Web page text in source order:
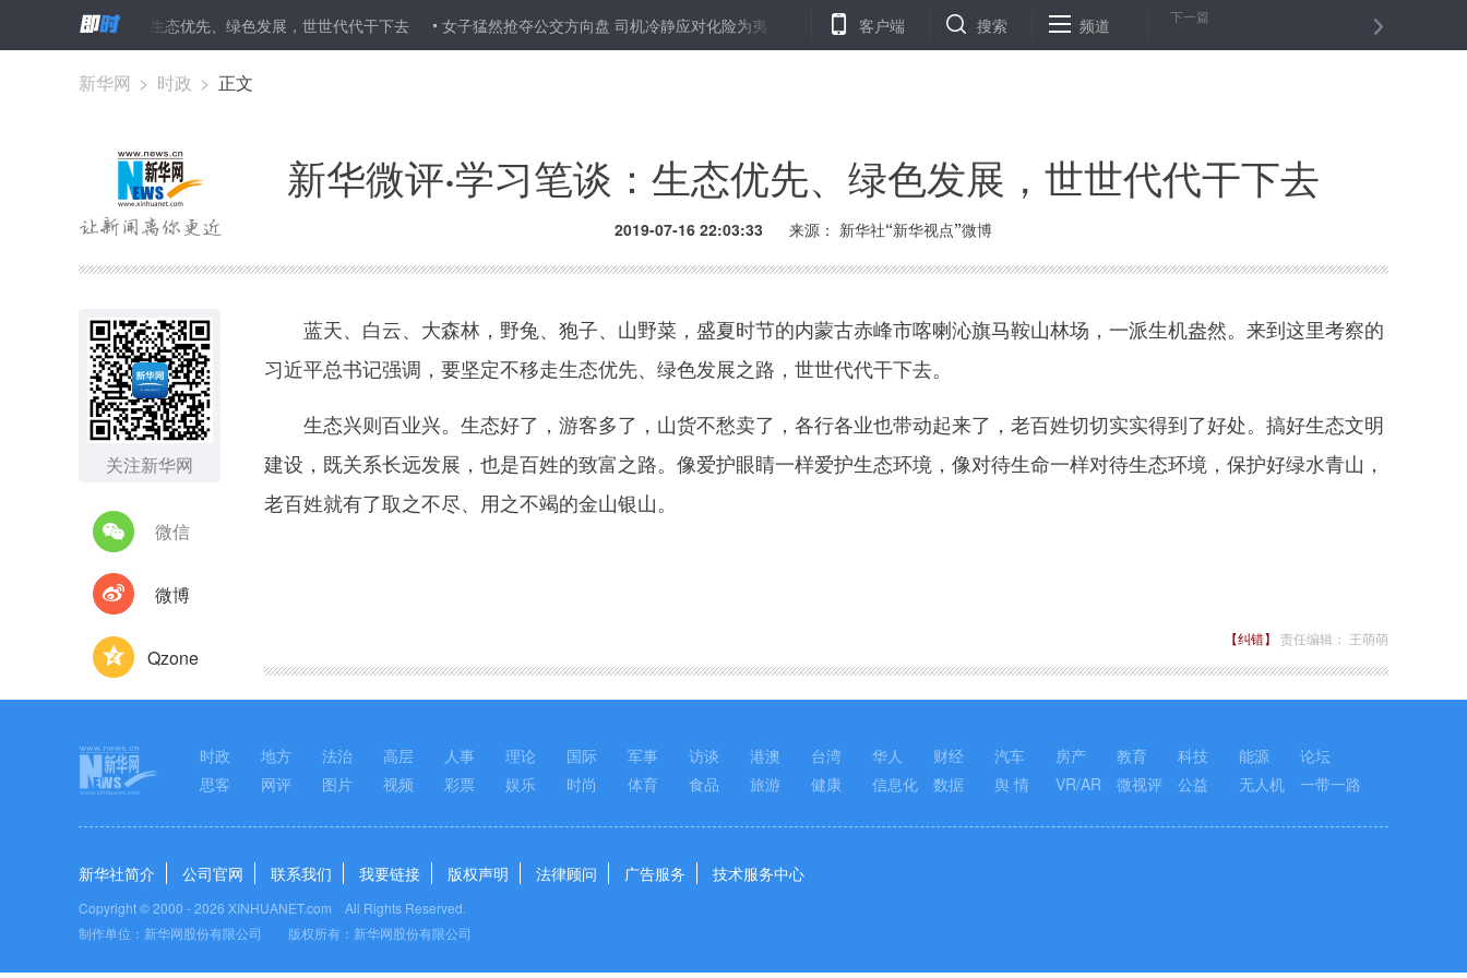
华微评·学习笔谈：生态优先、绿色发展，世世代代干下去 女子猛然抢夺公交方向盘 司机冷静应对化险为夷 “历史光影”摄影展再现香港沧桑巨变 日本公布载人增压月球车3年研发计划 我国在国际海底
客户端 搜索 频道 下一篇
新华网 > 时政 > 正文
新华微评·学习笔谈：生态优先、绿色发展，世世代代干下去
2019-07-16 22:03:33 来源： 新华社“新华视点”微博
关注新华网
微信
微博
Qzone
蓝天、白云、大森林，野兔、狍子、山野菜，盛夏时节的内蒙古赤峰市喀喇沁旗马鞍山林场，一派生机盎然。来到这里考察的
习近平总书记强调，要坚定不移走生态优先、绿色发展之路，世世代代干下去。
生态兴则百业兴。生态好了，游客多了，山货不愁卖了，各行各业也带动起来了，老百姓切切实实得到了好处。搞好生态文明
建设，既关系长远发展，也是百姓的致富之路。像爱护眼睛一样爱护生态环境，像对待生命一样对待生态环境，保护好绿水青山，
老百姓就有了取之不尽、用之不竭的金山银山。
【纠错】 责任编辑： 王萌萌
时政 地方 法治 高层 人事 理论 国际 军事 访谈 港澳 台湾 华人 财经 汽车 房产 教育 科技 能源
论坛
思客
网评 图片 视频 彩票 娱乐 时尚 体育 食品 旅游 健康 信息化 数据 舆 情 VR/AR 微视评 公益 无人机 一带一路
新华社简介 公司官网 联系我们 我要链接 版权声明 法律顾问 广告服务 技术服务中心
Copyright © 2000 -2026 XINHUANET.com All Rights Reserved.
制作单位：新华网股份有限公司 版权所有：新华网股份有限公司